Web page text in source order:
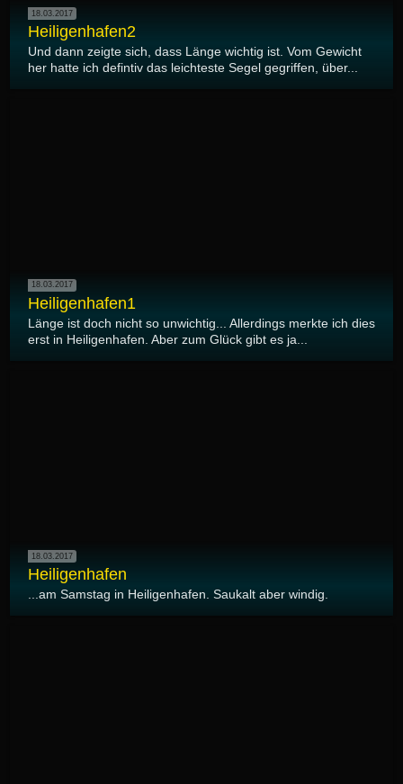
18.03.2017
Heiligenhafen2
Und dann zeigte sich, dass Länge wichtig ist. Vom Gewicht
her hatte ich defintiv das leichteste Segel gegriffen, über...
18.03.2017
Heiligenhafen1
Länge ist doch nicht so unwichtig... Allerdings merkte ich dies
erst in Heiligenhafen. Aber zum Glück gibt es ja...
18.03.2017
Heiligenhafen
...am Samstag in Heiligenhafen. Saukalt aber windig.